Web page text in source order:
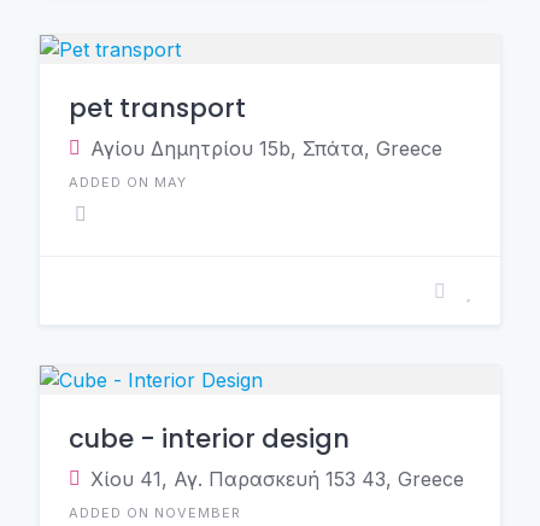
pet transport
Αγίου Δημητρίου 15b, Σπάτα, Greece
ADDED ON MAY
cube - interior design
Χίου 41, Αγ. Παρασκευή 153 43, Greece
ADDED ON NOVEMBER